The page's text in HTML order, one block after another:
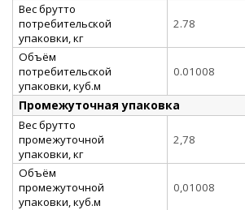
Вес брутто
потребительской
упаковки, кг
2.78
Объём
потребительской
упаковки, куб.м
0.01008
Промежуточная упаковка
Вес брутто
промежуточной
упаковки, кг
2,78
Объём
промежуточной
упаковки, куб.м
0,01008